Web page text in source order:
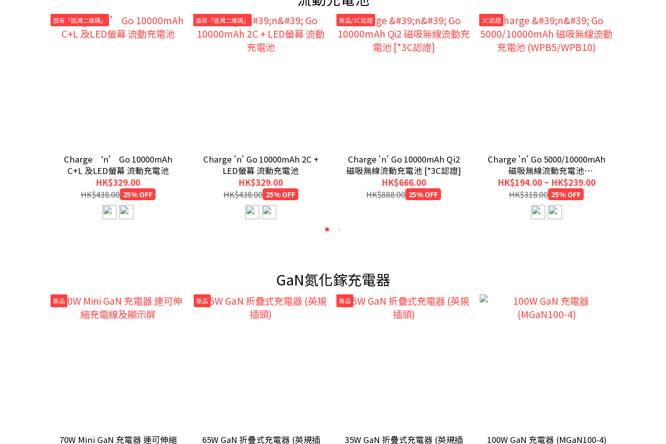
加有「追溯二維碼」
Charge ‘n’ Go 10000mAh
C+L 及LED螢幕 流動充電池
HK$329.00
HK$438.00 25% OFF
加有「追溯二維碼」
Charge 'n' Go 10000mAh 2C +
LED螢幕 流動充電池
HK$329.00
HK$438.00 25% OFF
新品/3C認證
Charge 'n' Go 10000mAh Qi2
磁吸無線流動充電池 [*3C認證]
HK$666.00
HK$888.00 25% OFF
3C認證
Charge 'n' Go 5000/10000mAh
磁吸無線流動充電池
(WPB5/WPB10)
HK$194.00 ~ HK$239.00
HK$318.00 25% OFF
GaN氮化鎵充電器
新品
70W Mini GaN 充電器 連可伸縮
新品
65W GaN 折疊式充電器 (英規插
新品
35W GaN 折疊式充電器 (英規插 100W GaN 充電器 (MGaN100-4)